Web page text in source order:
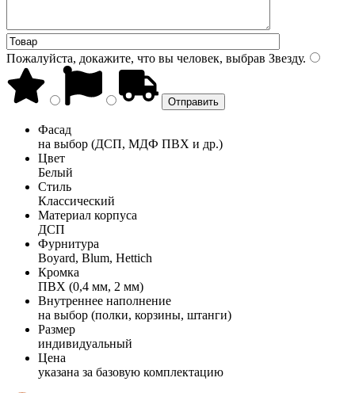
Пожалуйста, докажите, что вы человек, выбрав Звезду.
Фасад
на выбор (ДСП, МДФ ПВХ и др.)
Цвет
Белый
Стиль
Классический
Материал корпуса
ДСП
Фурнитура
Boyard, Blum, Hettich
Кромка
ПВХ (0,4 мм, 2 мм)
Внутреннее наполнение
на выбор (полки, корзины, штанги)
Размер
индивидуальный
Цена
указана за базовую комплектацию